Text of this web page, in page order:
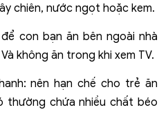
chiên, nước ngọt hoặc kem.
con bạn ăn bên ngoài nhà
không ăn trong khi xem TV.
nên hạn chế cho trẻ ăn
thường chứa nhiều chất béo